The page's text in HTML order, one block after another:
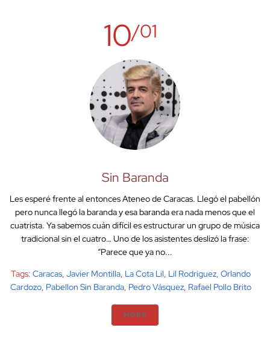
10/01
Sin Baranda
Les esperé frente al entonces Ateneo de Caracas. Llegó el pabellón
pero nunca llegó la baranda y esa baranda era nada menos que el
cuatrista. Ya sabemos cuán difícil es estructurar un grupo de música
tradicional sin el cuatro… Uno de los asistentes deslizó la frase:
“Parece que ya no...
Tags: Caracas, Javier Montilla, La Cota Lil, Lil Rodriguez, Orlando
Cardozo, Pabellon Sin Baranda, Pedro Vásquez, Rafael Pollo Brito
MORE